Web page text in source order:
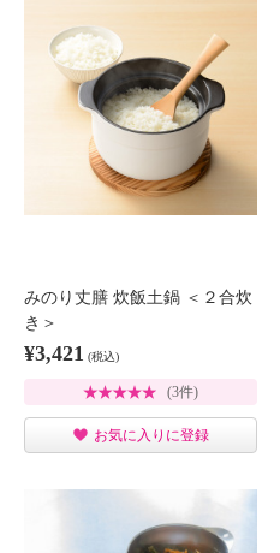
みのり丈膳 炊飯土鍋 ＜２合炊
き＞
¥3,421 (税込)
(3件)
お気に入りに登録